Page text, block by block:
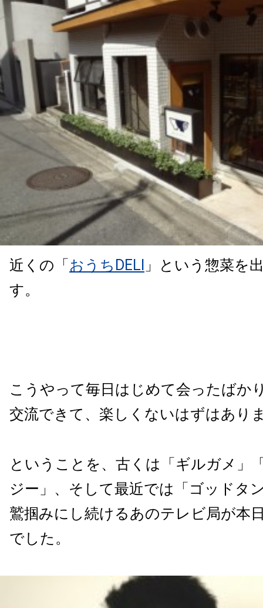
近くの「 おうちDELI 」という惣菜を
す。
こうやって毎日はじめて会ったばか
交流できて、楽しくないはずはあり
ということを、古くは「ギルガメ」
ジー」、そして最近では「ゴッドタ
鷲掴みにし続けるあのテレビ局が本
でした。